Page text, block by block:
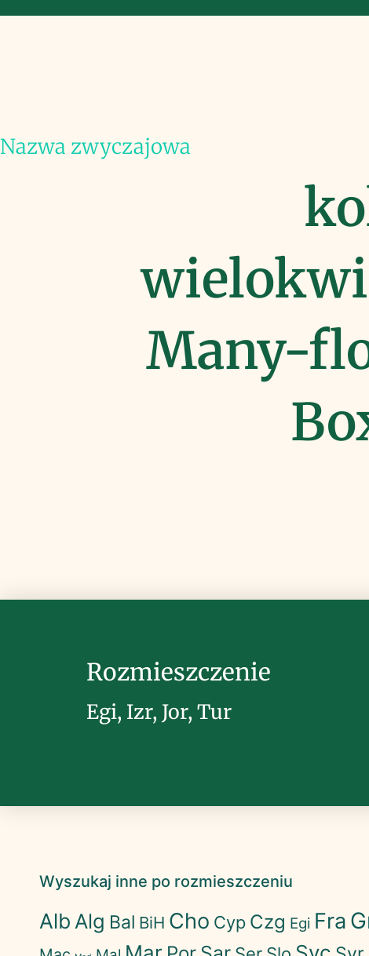
Nazwa zwyczajowa
Many-
Rozmieszczenie
Egi, Izr, Jor, Tur
Wyszukaj inne po rozmieszczeniu
Alb Alg Bal BiH Cho Cyp Czg Egi Fra